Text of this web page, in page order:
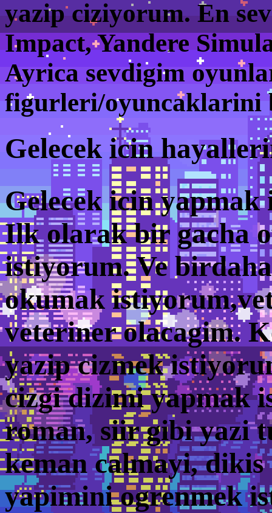
yazip ciziyorum. En
Impact, Yandere
Ayrica sevdigim
figurleri/oyuncaklarini
Gelecek icin
Gelecek icin yapmak
Ilk olarak bir gacha
istiyorum. Ve
okumak
veteriner olacagim.
yazip cizmek
cizgi dizimi yapmak
roman, siir gibi yazi
keman calmayi,
yapimini ogrenmek